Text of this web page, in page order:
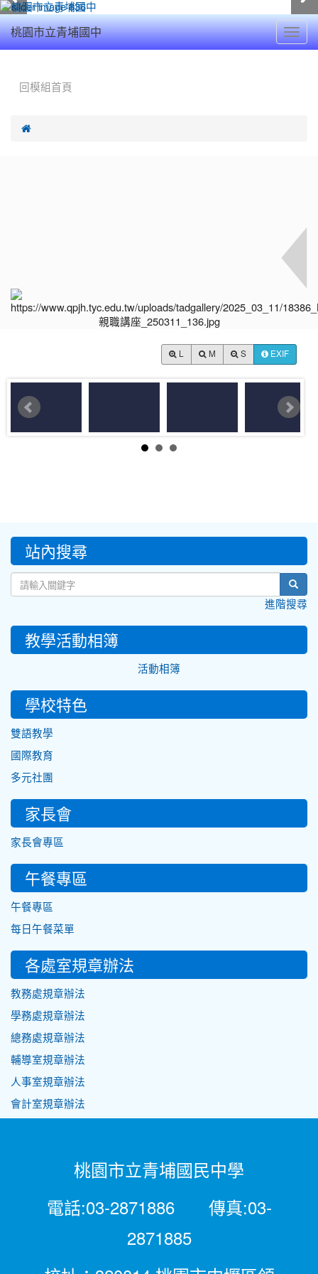
桃園市立青埔國中
回模組首頁

M S EXIF
::: 站內搜尋
進階搜尋
教學活動相簿
活動相簿
學校特色
雙語教學
國際教育
多元社團
家長會
家長會專區
午餐專區
午餐專區
每日午餐菜單
各處室規章辦法
教務處規章辦法
學務處規章辦法
總務處規章辦法
輔導室規章辦法
人事室規章辦法
會計室規章辦法
桃園市立青埔國民中學
電話:03-2871886 傳真:03-
2871885